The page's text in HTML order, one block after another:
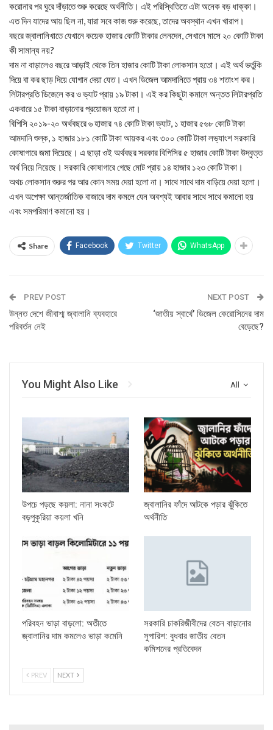
করোনার পর ঘুরে দাঁড়াতে শুরু করেছে অর্থনীতি। এই পরিস্থিতিতে এটা অনেক বড় ধাক্কা।
এত দিন যাদের আয় ছিল না, যারা সবে কাজ শুরু করেছে, তাদের অবস্থান এখন খারাপ।
বছরে জ্বালানিখাতে যেখানে কয়েক হাজার কোটি টাকার লেনদেন, সেখানে মাসে ২০ কোটি টাকা
কী সামান্য নয়?
দাম না বাড়ালেও বছরে আড়াই থেকে তিন হাজার কোটি টাকা লোকসান হতো। এই অর্থ ভর্তুকি
দিয়ে বা কর ছাড় দিয়ে যোগান দেয়া যেত। এখন ডিজেল আমদানিতে প্রায় ৩৪ শতাংশ কর।
লিটারপ্রতি ডিজেলে কর ও ভ্যাট প্রায় ১৯ টাকা। এই কর কিছুটা কমালে অন্তত লিটারপ্রতি
একবারে ১৫ টাকা বাড়ানোর প্রয়োজন হতো না।
বিপিসি ২০১৯-২০ অর্থবছরে ৬ হাজার ৭৪ কোটি টাকা ভ্যাট, ১ হাজার ৫৬৮ কোটি টাকা
আমদানি শুল্ক, ১ হাজার ১৮১ কোটি টাকা আয়কর এবং ৩০০ কোটি টাকা লভ্যাংশ সরকারি
কোষাগারে জমা দিয়েছে। এ ছাড়া ওই অর্থবছর সরকার বিপিসির ৫ হাজার কোটি টাকা উদ্বৃত্ত
অর্থ নিয়ে নিয়েছে। সরকারি কোষাগারে গেছে মোট প্রায় ১৪ হাজার ১২৩ কোটি টাকা।
অথচ লোকসান শুরুর পর আর কোন সময় দেয়া হলো না। সাথে সাথে দাম বাড়িয়ে দেয়া হলো।
এখন অপেক্ষা আন্তর্জাতিক বাজারে দাম কমলে যেন অবশ্যই আবার সাথে সাথে কমানো হয়
এবং সমপরিমাণ কমানো হয়।
Share Facebook Twitter WhatsApp
PREV POST
উন্নত দেশে জীবাশ্ম জ্বালানি ব্যবহারে
পরিবর্তন নেই
NEXT POST
‘জাতীয় স্বার্থে’ ডিজেল কেরোসিনের দাম
বেড়েছে?
All
You Might Also Like
উপচে পড়ছে কয়লা: নানা সংকটে
বড়পুকুরিয়া কয়লা খনি
জ্বালানির ফাঁদে আটকে পড়ার ঝুঁকিতে
অর্থনীতি
পরিবহন ভাড়া বাড়লো: অতীতে
জ্বালানির দাম কমলেও ভাড়া কমেনি
সরকারি চাকরিজীবীদের বেতন বাড়ানোর
সুপারিশ: বুধবার জাতীয় বেতন
কমিশনের প্রতিবেদন
PREV NEXT